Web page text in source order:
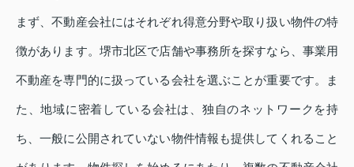
まず、不動産会社にはそれぞれ得意分野や取り扱い物件の特
徴があります。堺市北区で店舗や事務所を探すなら、事業用
不動産を専門的に扱っている会社を選ぶことが重要です。ま
た、地域に密着している会社は、独自のネットワークを持
ち、一般に公開されていない物件情報も提供してくれること